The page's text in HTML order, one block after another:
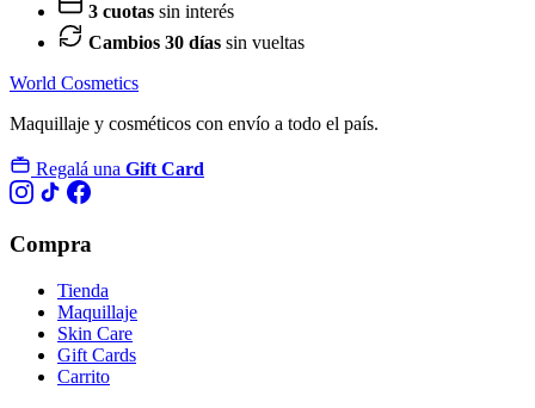
3 cuotas sin interés
Cambios 30 días sin vueltas
World Cosmetics
Maquillaje y cosméticos con envío a todo el país.
Regalá una Gift Card
Compra
Tienda
Maquillaje
Skin Care
Gift Cards
Carrito